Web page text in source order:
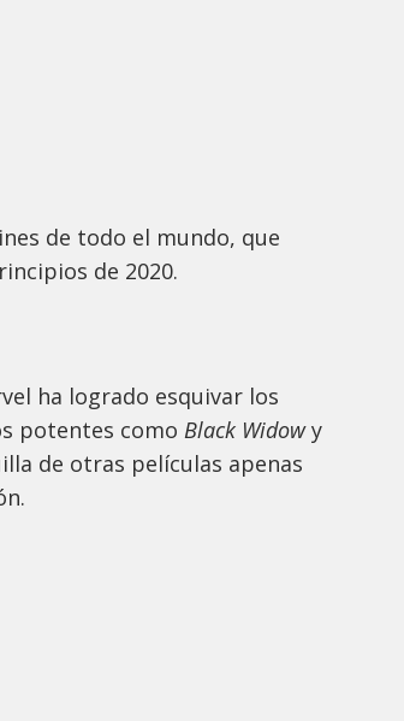
de todo el mundo, que
de 2020.
ha logrado esquivar los
potentes como Black Widowy
de otras películas apenas